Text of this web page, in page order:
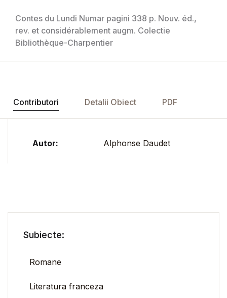
Contes du Lundi Numar pagini 338 p. Nouv. éd.,
rev. et considérablement augm. Colectie
Bibliothèque-Charpentier
Contributori Detalii Obiect PDF
Autor: Alphonse Daudet
Subiecte:
Romane
Literatura franceza